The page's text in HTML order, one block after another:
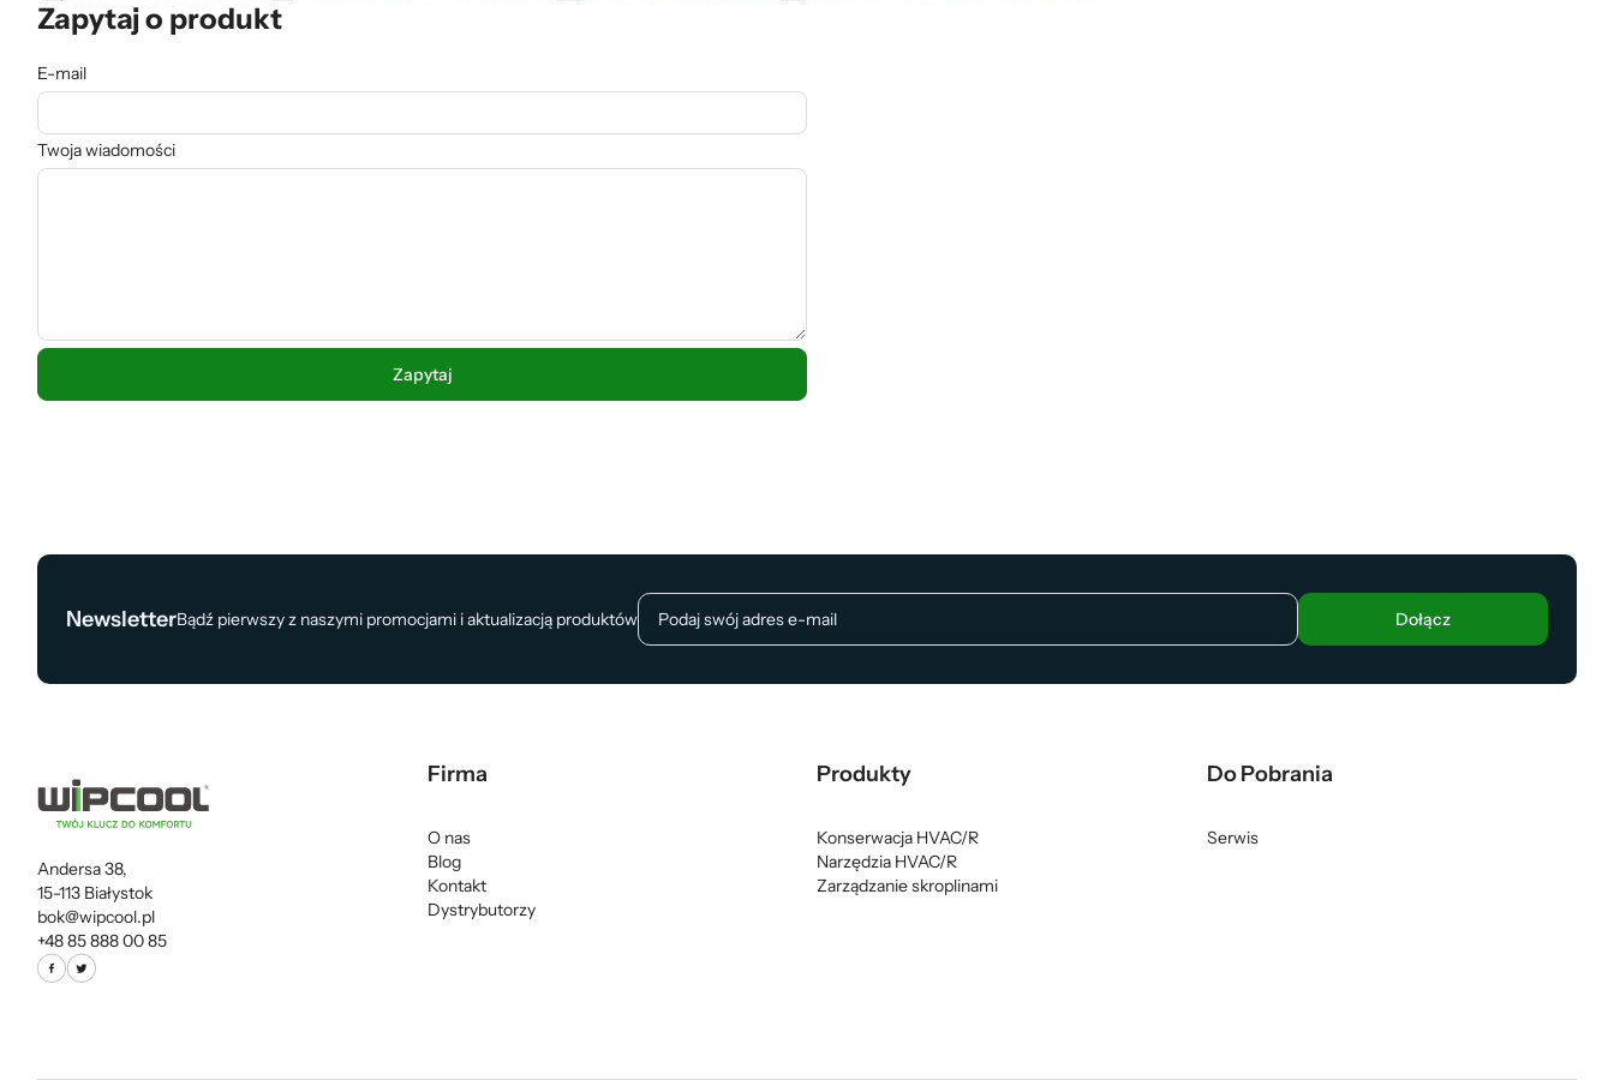
Zapytaj o produkt
E-mail
Twoja wiadomości
NewsletterBądź pierwszy z naszymi promocjami i aktualizacją produktów Dołącz
Andersa 38,
15-113 Białystok
bok@wipcool.pl
+48 85 888 00 85
Firma
O nas
Blog
Kontakt
Dystrybutorzy
Produkty
Konserwacja HVAC/R
Narzędzia HVAC/R
Zarządzanie skroplinami
Do Pobrania
Serwis